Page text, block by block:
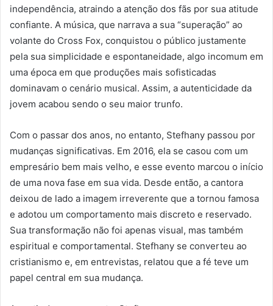
independência, atraindo a atenção dos fãs por sua atitude
confiante. A música, que narrava a sua “superação” ao
volante do Cross Fox, conquistou o público justamente
pela sua simplicidade e espontaneidade, algo incomum em
uma época em que produções mais sofisticadas
dominavam o cenário musical. Assim, a autenticidade da
jovem acabou sendo o seu maior trunfo.
Com o passar dos anos, no entanto, Stefhany passou por
mudanças significativas. Em 2016, ela se casou com um
empresário bem mais velho, e esse evento marcou o início
de uma nova fase em sua vida. Desde então, a cantora
deixou de lado a imagem irreverente que a tornou famosa
e adotou um comportamento mais discreto e reservado.
Sua transformação não foi apenas visual, mas também
espiritual e comportamental. Stefhany se converteu ao
cristianismo e, em entrevistas, relatou que a fé teve um
papel central em sua mudança.